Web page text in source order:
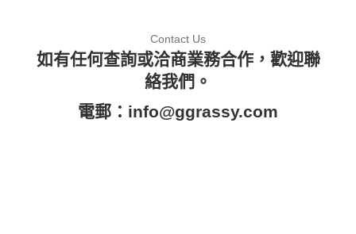
Contact Us
如有任何查詢或洽商業務合作，歡迎聯
絡我們。
電郵： info@ggrassy.com